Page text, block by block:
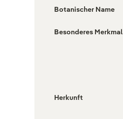
Botanischer Name
Besonderes Merkmal
Herkunft